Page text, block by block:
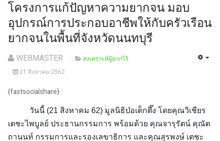
โครงการแก้ปัญหาความยากจน มอบ
อุปกรณ์การประกอบอาชีพให้กับครัวเรือน
ยากจนในพื้นที่จังหวัดนนทบุรี
WEBMASTER
สงเคราะห์ผู้ยากไร้
21 สิงหาคม 2562
{fastsocialshare}
วันนี้ (21 สิงหาคม 62) มูลนิธิป่อเต็กตึ๊ง โดยคุณวิเชียร
เตชะไพบูลย์ ประธานกรรมการ พร้อมด้วย คุณจารุรัตน์ คุณัต
ถานนท์ กรรมการและรองเลขาธิการ และคุณสุรพงษ์ เตชะ